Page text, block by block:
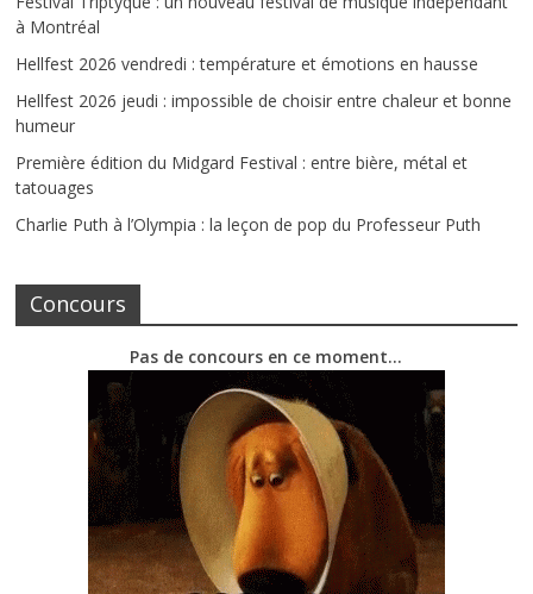
à Montréal
Hellfest 2026 vendredi : température et émotions en hausse
Hellfest 2026 jeudi : impossible de choisir entre chaleur et bonne
humeur
Première édition du Midgard Festival : entre bière, métal et
tatouages
Charlie Puth à l’Olympia : la leçon de pop du Professeur Puth
Concours
Pas de concours en ce moment…